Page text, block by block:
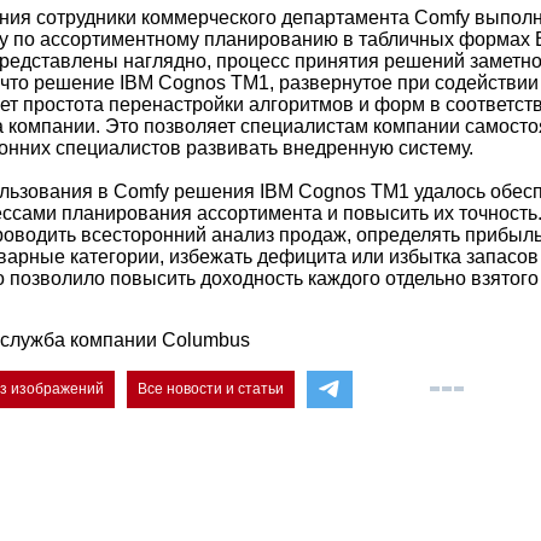
сотрудники коммерческого департамента Comfy
по ассортиментному планированию в табличных формах
наглядно, процесс принятия решений
что решение IBM Cognos TM1, развернутое при
простота перенастройки алгоритмов и форм в
Это позволяет специалистам компании
специалистов развивать внедренную систему.
в Comfy решения IBM Cognos TM1 удалось
планирования ассортимента и повысить их
всесторонний анализ продаж, определять
категории, избежать дефицита или избытка
позволило повысить доходность каждого отдельно
компании Columbus
изображений Все новости и статьи